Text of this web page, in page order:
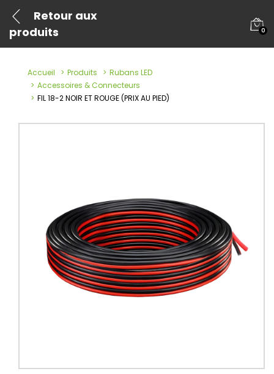
Retour aux
produits
0
Accueil Produits
Rubans LED
Accessoires & Connecteurs
FIL 18-2 NOIR ET ROUGE (PRIX AU PIED)